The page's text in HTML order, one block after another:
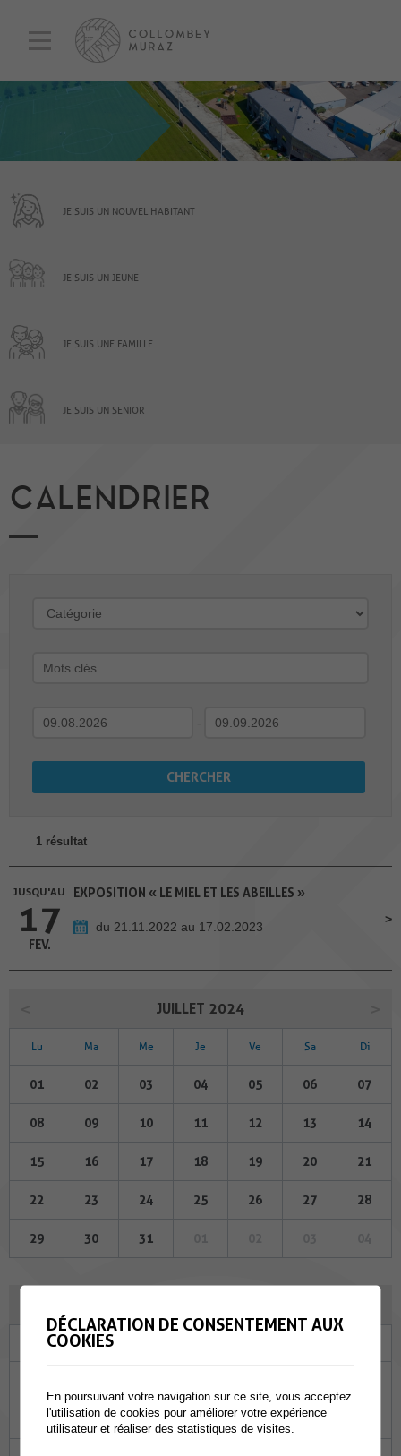
JE SUIS UN NOUVEL HABITANT
JE SUIS UN JEUNE
JE SUIS UNE FAMILLE
JE SUIS UN SENIOR
CALENDRIER
-
1 résultat
JUSQU'AU
17
FEV.
EXPOSITION « LE MIEL ET LES ABEILLES »
du 21.11.2022 au 17.02.2023
JUILLET 2024
Lu Ma Me Je Ve Sa Di
01 02 03 04 05 06 07
08 09 10 11 12 13 14
15 16 17 18 19 20 21
22 23 24 25 26 27 28
29 30 31
Ma
06 07 08 09 10
DÉCLARATION DE CONSENTEMENT AUX
COOKIES
En poursuivant votre navigation sur ce site, vous acceptez
l'utilisation de cookies pour améliorer votre expérience
utilisateur et réaliser des statistiques de visites.